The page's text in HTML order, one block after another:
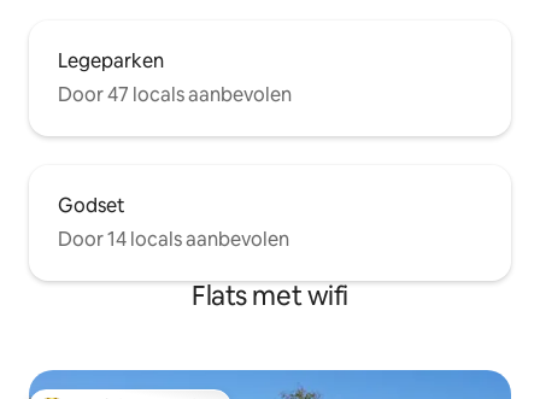
Legeparken
Door 47 locals aanbevolen
Godset
Door 14 locals aanbevolen
Flats met wifi